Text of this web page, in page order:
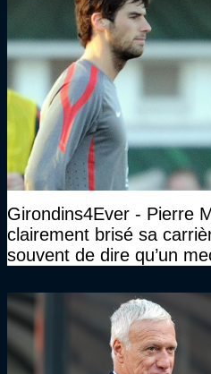
Girondins4Ever - Pierre
clairement brisé sa
souvent de dire qu’un